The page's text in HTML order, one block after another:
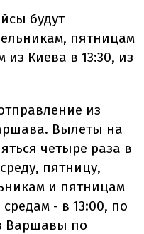
будут
пятницам
из Киева в 13:30, из
из
Вылеты на
четыре раза в
пятницу,
и пятницам
- в 13:00, по
Варшавы по